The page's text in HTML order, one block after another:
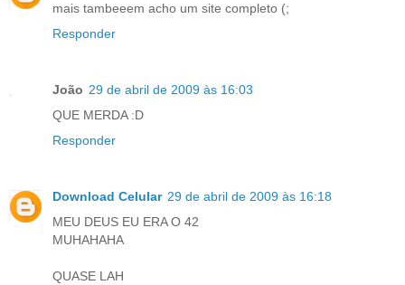
mais tambeeem acho um site completo (;
Responder
João 29 de abril de 2009 às 16:03
QUE MERDA :D
Responder
Download Celular 29 de abril de 2009 às 16:18
MEU DEUS EU ERA O 42
MUHAHAHA
QUASE LAH